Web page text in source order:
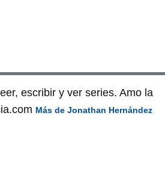
escribir y ver series. Amo la
Más de Jonathan Hernández